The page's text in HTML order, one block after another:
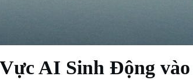
AI Sinh Động vào